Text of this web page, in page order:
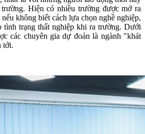
Hiện có nhiều trường được mở ra
không biết cách lựa chọn nghề nghiệp,
tình trạng thất nghiệp khi ra trường. Dưới
các chuyên gia dự đoán là ngành "khát
tới.